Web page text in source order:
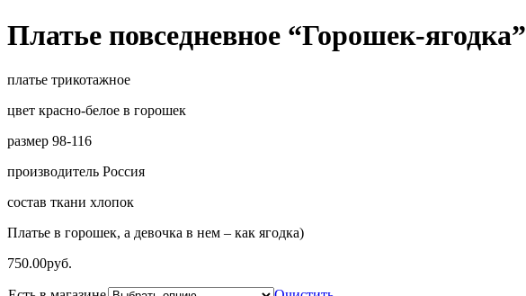
Платье повседневное “Горошек-ягодка”
платье трикотажное
цвет красно-белое в горошек
размер 98-116
производитель Россия
состав ткани хлопок
Платье в горошек, а девочка в нем – как ягодка)
750.00руб.